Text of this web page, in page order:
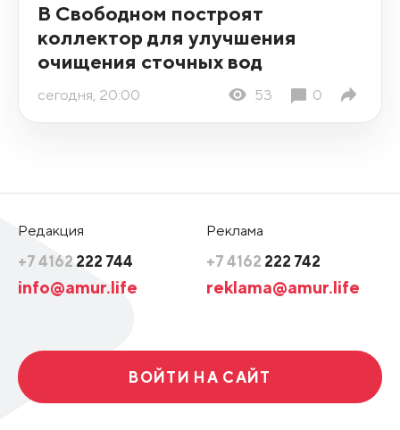
В Свободном построят
коллектор для улучшения
очищения сточных вод
сегодня, 20:00 53 0
Редакция
+7 4162 222 744
info@amur.life
Реклама
+7 4162 222 742
reklama@amur.life
ВОЙТИ НА САЙТ